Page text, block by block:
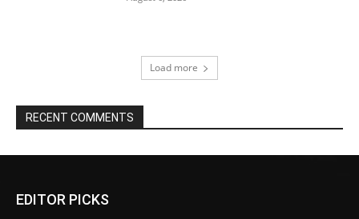
Load more
RECENT COMMENTS
EDITOR PICKS